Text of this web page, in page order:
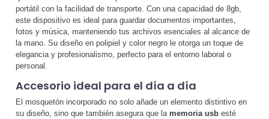
portátil con la facilidad de transporte. Con una capacidad de 8gb,
este dispositivo es ideal para guardar documentos importantes,
fotos y música, manteniendo tus archivos esenciales al alcance de
la mano. Su diseño en polipiel y color negro le otorga un toque de
elegancia y profesionalismo, perfecto para el entorno laboral o
personal.
Accesorio ideal para el día a día
El mosquetón incorporado no solo añade un elemento distintivo en
su diseño, sino que también asegura que la memoria usb esté